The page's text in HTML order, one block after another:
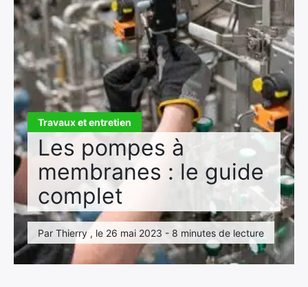
Travaux et entretien
Les pompes à
membranes : le guide
complet
Par Thierry , le 26 mai 2023 - 8 minutes de lecture
DEVIS